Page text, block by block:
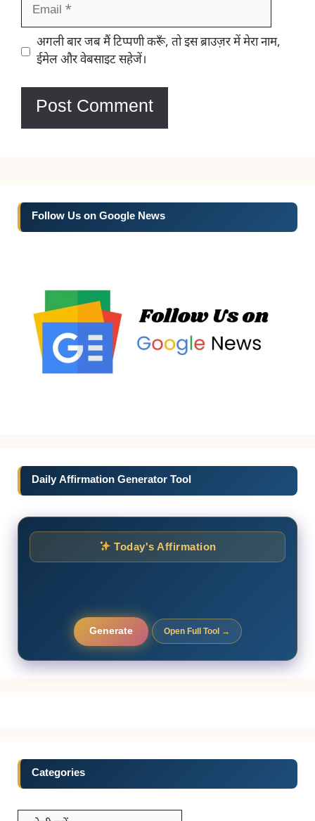
Website
अगली बार जब मैं टिप्पणी करूँ, तो इस ब्राउज़र में मेरा नाम,
ईमेल और वेबसाइट सहेजें।
Follow Us on Google News
Daily Affirmation Generator Tool
Today's Affirmation
Generate Open Full Tool →
Categories
Categories